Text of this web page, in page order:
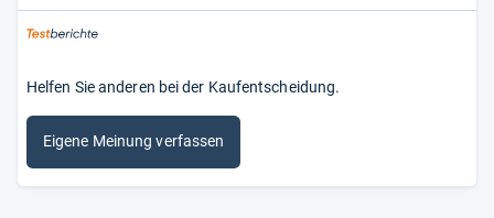
Helfen Sie anderen bei der Kaufentscheidung.
Eigene Meinung verfassen